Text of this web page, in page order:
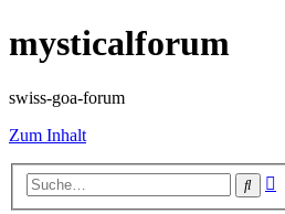
mysticalforum
swiss-goa-forum
Zum Inhalt
Suche